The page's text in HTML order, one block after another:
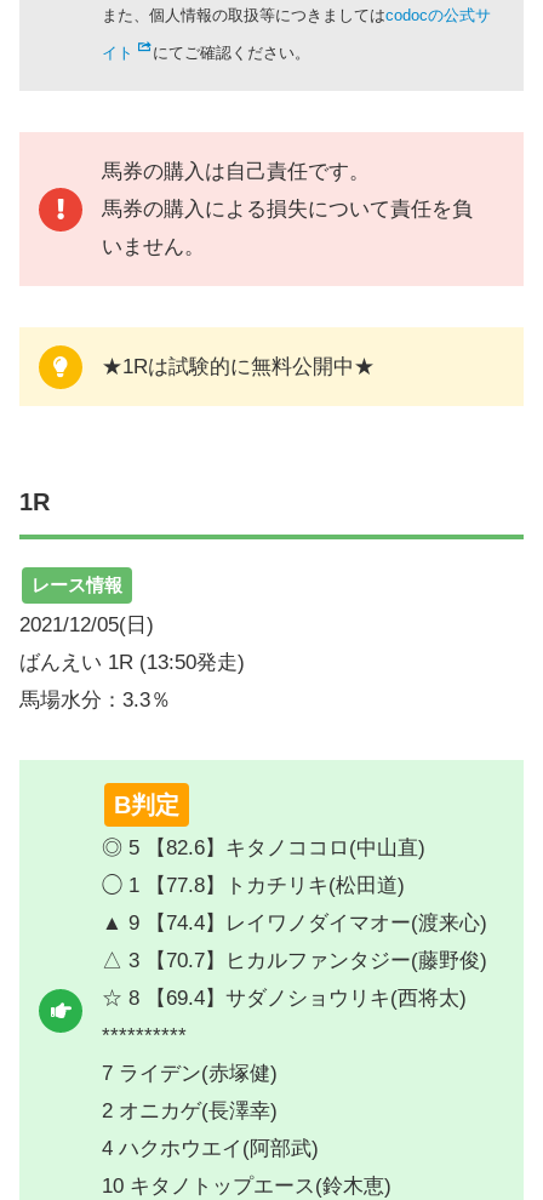
また、個人情報の取扱等につきましてはcodocの公式サ
イト にてご確認ください。
馬券の購入は自己責任です。
馬券の購入による損失について責任を負
いません。
★1Rは試験的に無料公開中★
1R
レース情報
2021/12/05(日)
ばんえい 1R (13:50発走)
馬場水分：3.3％
B判定
◎ 5 【82.6】キタノココロ(中山直)
◯ 1 【77.8】トカチリキ(松田道)
▲ 9 【74.4】レイワノダイマオー(渡来心)
△ 3 【70.7】ヒカルファンタジー(藤野俊)
☆ 8 【69.4】サダノショウリキ(西将太)
**********
7 ライデン(赤塚健)
2 オニカゲ(長澤幸)
4 ハクホウエイ(阿部武)
10 キタノトップエース(鈴木恵)